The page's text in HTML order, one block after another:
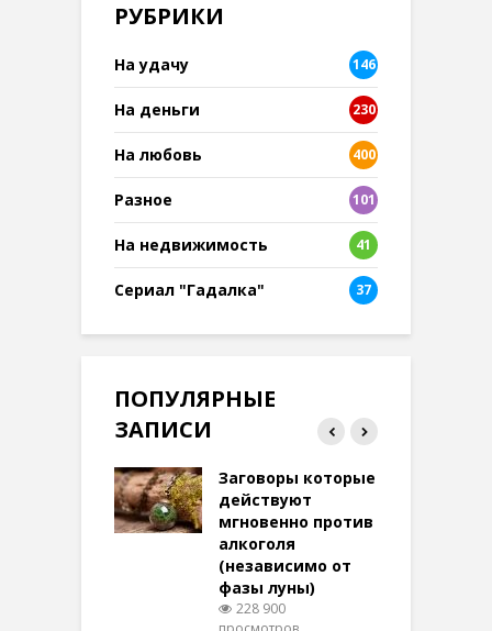
РУБРИКИ
На удачу 146
На деньги 230
На любовь 400
Разное
101
8
На недвижимость 41
Сериал "Гадалка" 37
ПОПУЛЯРНЫЕ
ЗАПИСИ
Заговоры которые
действуют
мгновенно против
алкоголя
(независимо от
фазы луны)
228 900